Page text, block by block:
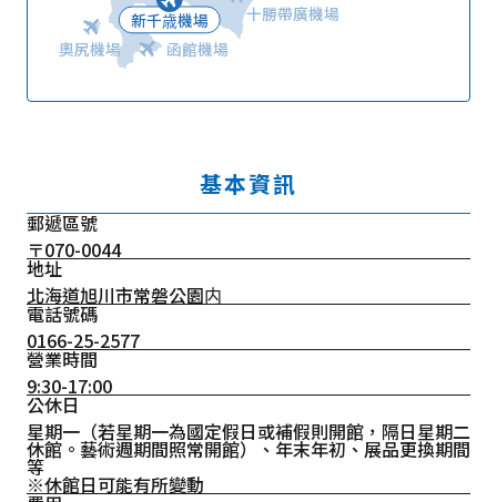
新千歳機場
函館機場
奧尻機場
十勝帶廣機場
基本資訊
郵遞區號
〒070-0044
地址
北海道旭川市常磐公園内
電話號碼
0166-25-2577
營業時間
9:30-17:00
公休日
星期一（若星期一為國定假日或補假則開館，隔日星期二
休館。藝術週期間照常開館）、年末年初、展品更換期間
等
※休館日可能有所變動